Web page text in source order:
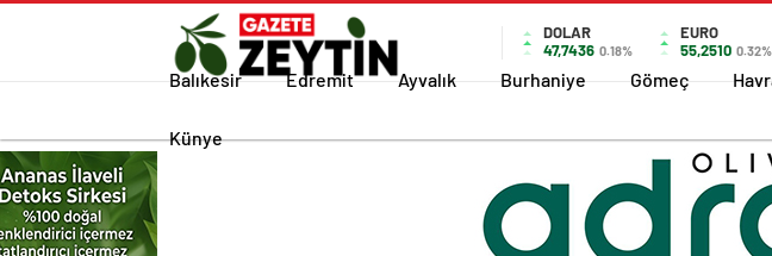
DOLAR
47,7436 0.18%
EURO
55,2510 0.32%
Balıkesir Edremit Ayvalık Burhaniye Gömeç
Künye